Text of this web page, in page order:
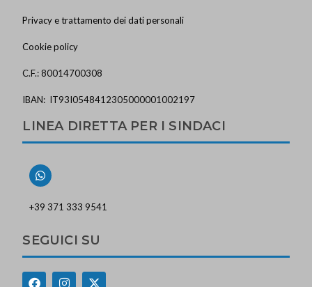
Privacy e trattamento dei dati personali
Cookie policy
C.F.: 80014700308
IBAN: IT93I0548412305000001002197
LINEA DIRETTA PER I SINDACI
+39 371 333 9541
SEGUICI SU